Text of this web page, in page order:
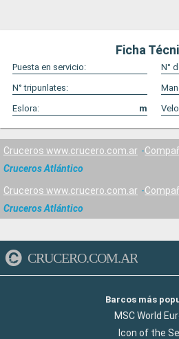
Ficha
Puesta en servicio:
N°
N° tripunlates:
Eslora:
m
Cruceros www.crucero.com.ar
Cruceros Atlántico
Cruceros www.crucero.com.ar
Cruceros Atlántico
CRUCERO.COM.AR
Barcos más
MSC World
Icon of the